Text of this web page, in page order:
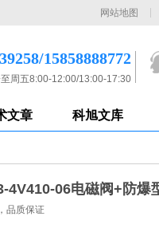
网站地图
15858888772
周五8:00-12:00/13:00-17:30
文章 科旭文库
4V410-06电磁阀+防爆
品质保证